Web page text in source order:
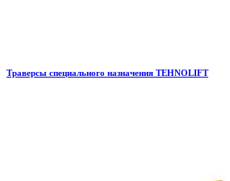
Траверсы специального назначения TEHNOLIFT